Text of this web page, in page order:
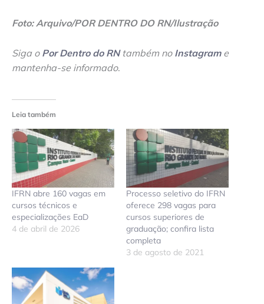
Foto: Arquivo/POR DENTRO DO RN/Ilustração
Siga o Por Dentro do RNtambém no Instagrame
mantenha-se informado.
Leia também
IFRN abre 160 vagas em
cursos técnicos e
especializações EaD
4 de abril de 2026
Processo seletivo do IFRN
oferece 298 vagas para
cursos superiores de
graduação; confira lista
completa
3 de agosto de 2021